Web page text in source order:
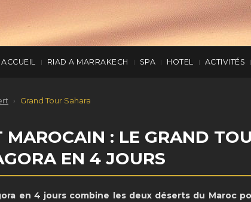
ACCUEIL | RIAD A MARRAKECH | SPA | HOTEL | ACTIVITÉS |
› Grand Tour Sahara
MAROCAIN : LE GRAND
EN 4 JOURS
en 4 jours combine les deux déserts du Maroc